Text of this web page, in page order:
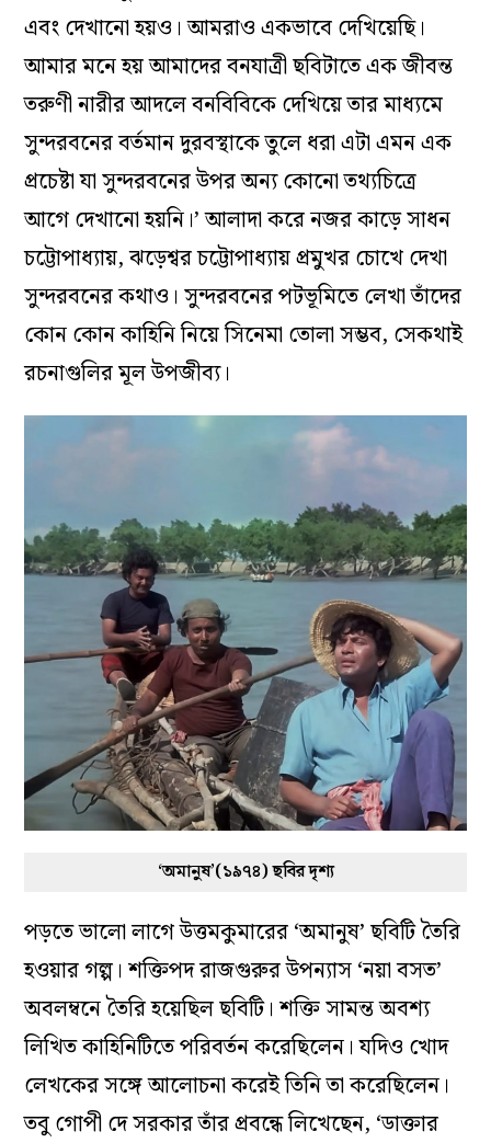
এবং দেখানো হয়ও। আমরাও একভাবে দেখিয়েছি।
আমার মনে হয় আমাদের বনযাত্রী ছবিটাতে এক জীবন্ত
তরুণী নারীর আদলে বনবিবিকে দেখিয়ে তার মাধ্যমে
সুন্দরবনের বর্তমান দুরবস্থাকে তুলে ধরা এটা এমন এক
প্রচেষ্টা যা সুন্দরবনের উপর অন্য কোনো তথ্যচিত্রে
আগে দেখানো হয়নি।’ আলাদা করে নজর কাড়ে সাধন
চট্টোপাধ্যায়, ঝড়েশ্বর চট্টোপাধ্যায় প্রমুখর চোখে দেখা
সুন্দরবনের কথাও। সুন্দরবনের পটভূমিতে লেখা তাঁদের
কোন কোন কাহিনি নিয়ে সিনেমা তোলা সম্ভব, সেকথাই
রচনাগুলির মূল উপজীব্য।
‘অমানুষ’(১৯৭৪) ছবির দৃশ্য
পড়তে ভালো লাগে উত্তমকুমারের ‘অমানুষ’ ছবিটি তৈরি
হওয়ার গল্প। শক্তিপদ রাজগুরুর উপন্যাস ‘নয়া বসত’
অবলম্বনে তৈরি হয়েছিল ছবিটি। শক্তি সামন্ত অবশ্য
লিখিত কাহিনিটিতে পরিবর্তন করেছিলেন। যদিও খোদ
লেখকের সঙ্গে আলোচনা করেই তিনি তা করেছিলেন।
তবু গোপী দে সরকার তাঁর প্রবন্ধে লিখেছেন, ‘ডাক্তার